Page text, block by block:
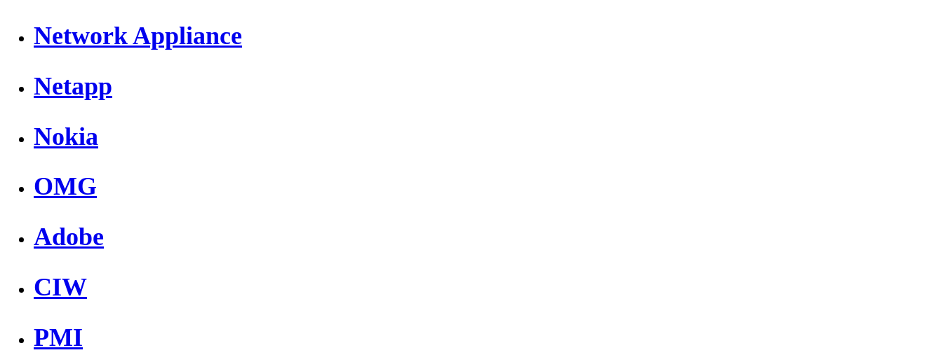
Network Appliance
Netapp
Nokia
OMG
Adobe
CIW
PMI